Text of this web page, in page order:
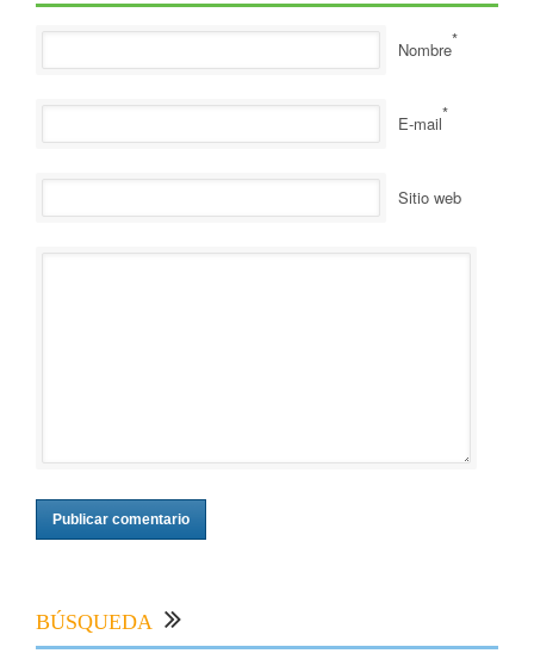
Nombre*
E-mail*
Sitio web
BÚSQUEDA